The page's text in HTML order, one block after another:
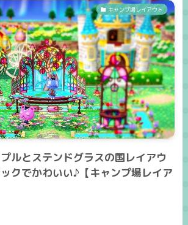
キャンプ場レイアウト
プルとステンドグラスの国レイアウ
クでかわいい♪【キャンプ場レイア